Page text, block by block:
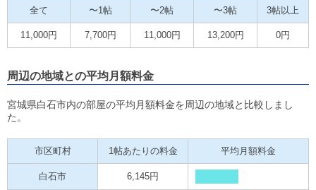
全て 〜1帖 〜2帖 〜3帖 3帖以上
11,000円 7,700円 11,000円 13,200円 0円
周辺の地域との平均月額料金
宮城県白石市内の部屋の平均月額料金を周辺の地域と比較しまし
た。
市区町村 1帖あたりの料金 平均月額料金
白石市 6,145円